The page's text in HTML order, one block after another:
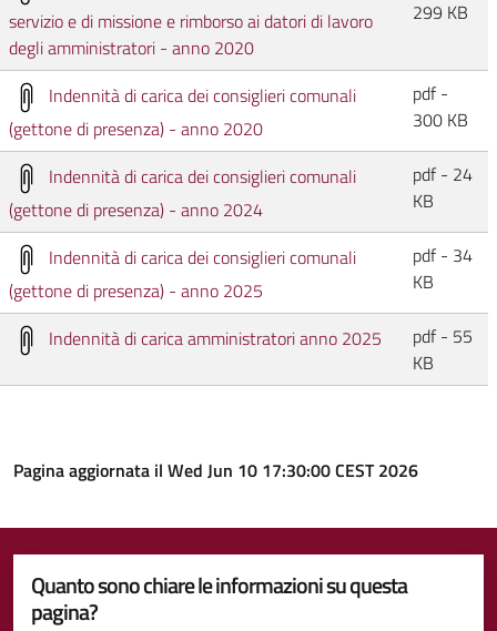
servizio e di missione e rimborso ai datori di lavoro
degli amministratori - anno 2020
299 KB
Indennità di carica dei consiglieri comunali
(gettone di presenza) - anno 2020
pdf -
300 KB
Indennità di carica dei consiglieri comunali
(gettone di presenza) - anno 2024
pdf - 24
KB
Indennità di carica dei consiglieri comunali
(gettone di presenza) - anno 2025
pdf - 34
KB
Indennità di carica amministratori anno 2025
pdf - 55
KB
Pagina aggiornata il Wed Jun 10 17:30:00 CEST 2026
Quanto sono chiare le informazioni su questa
pagina?